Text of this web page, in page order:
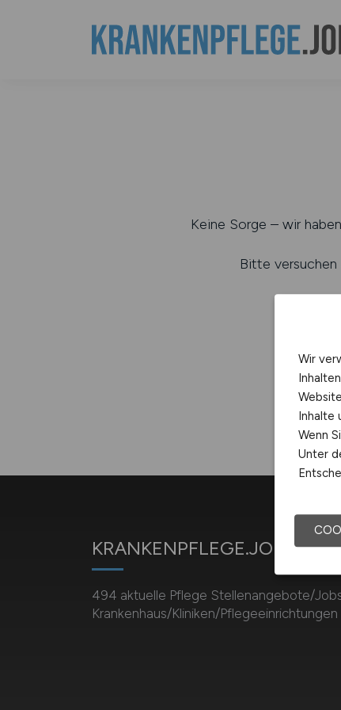
Keine Sorge – wir
Bitte
KRANKENPFLEGE.JOBS
494 aktuelle Pflege Stellenangebote/
Krankenhaus/Kliniken/Pflegeeinrichtungen
Wir
Inhalte
Wenn
Unter